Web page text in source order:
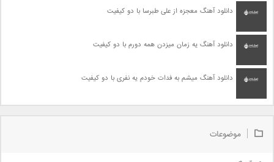
دانلود آهنگ معجزه از علی طبرسا با دو کیفیت
دانلود آهنگ یه زمان میزدن همه دورم با دو کیفیت
دانلود آهنگ میشم به فدات خودم یه نفری با دو کیفیت
موضوعات